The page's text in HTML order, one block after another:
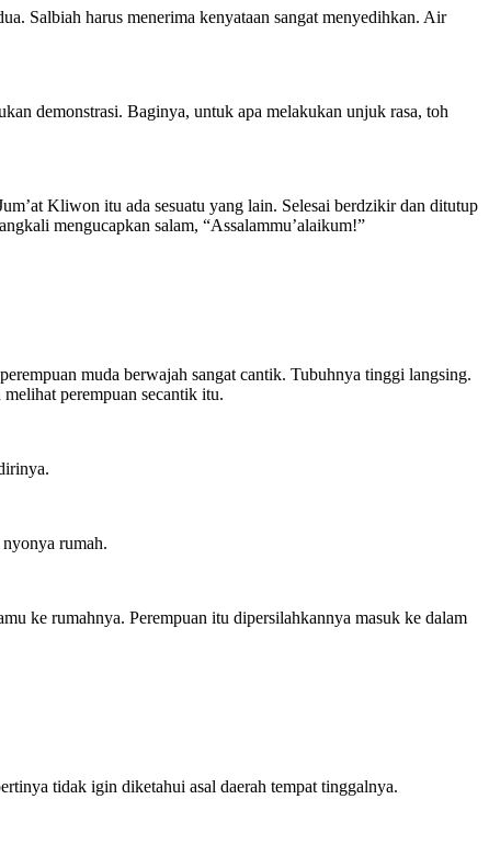
Salbiah harus menerima kenyataan sangat menyedihkan. Air
demonstrasi. Baginya, untuk apa melakukan unjuk rasa, toh
Kliwon itu ada sesuatu yang lain. Selesai berdzikir dan ditutup
mengucapkan salam, “Assalammu’alaikum!”
muda berwajah sangat cantik. Tubuhnya tinggi langsing.
perempuan secantik itu.
rumah.
ke rumahnya. Perempuan itu dipersilahkannya masuk ke dalam
tidak igin diketahui asal daerah tempat tinggalnya.